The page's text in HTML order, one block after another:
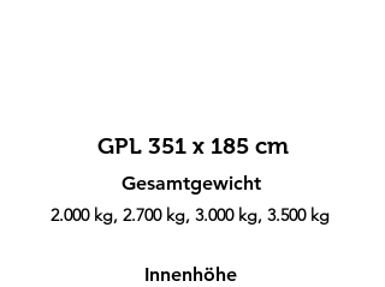
GPL 351 x 185 cm
Gesamtgewicht
2.000 kg, 2.700 kg, 3.000 kg, 3.500 kg
Innenhöhe